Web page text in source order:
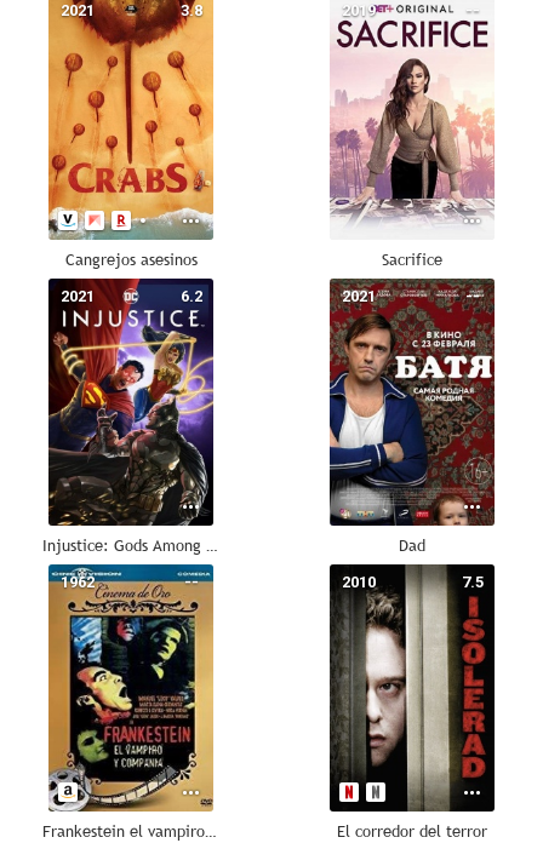
3.8
2021
Cangrejos asesinos
--
2019
Sacrifice
6.2
2021
Injustice: Gods Among Us
--
2021
Dad
--
1962
Frankestein el vampiro y compañía
7.5
2010
El corredor del terror